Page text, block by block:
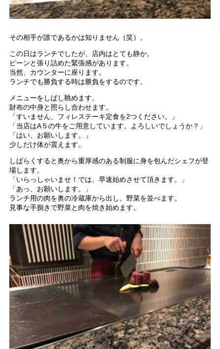
その相手が誰であるかは知りません（笑）。
この日はランチでしたが、店内はとても静か。
ピーンと張り詰めた緊張感があります。
当然、カウンターに座ります。
ランチでも勝負する時は勝負をするのです。
メニューをしばし眺めます。
財布の中身と照らし合わせます。
「すいません、フィレステーキ定食を2つください。」
「当店はA５の牛をご用意しています。よろしいでしょうか？」
「はい、お願いします。」
少しだけ体が震えます。
しばらくすると奥から重厚感のある制服に身を包んだシェフが登
場します。
「いらっしゃいませ！では、早速始めさせて頂きます。」
「あっ、お願いします。」
ランチ用の肉を奥の冷蔵庫から出し、野菜を並べます。
見事な手捌きで野菜と肉を焼き始めます。